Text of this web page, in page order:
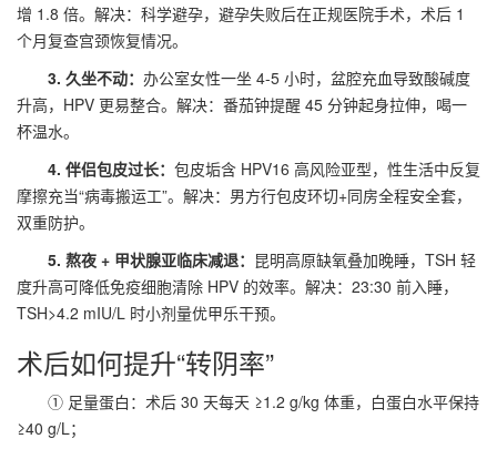
增 1.8 倍。解决：科学避孕，避孕失败后在正规医院手术，术后 1
个月复查宫颈恢复情况。
3. 久坐不动： 办公室女性一坐 4-5 小时，盆腔充血导致酸碱度
升高，HPV 更易整合。解决：番茄钟提醒 45 分钟起身拉伸，喝一
杯温水。
4. 伴侣包皮过长： 包皮垢含 HPV16 高风险亚型，性生活中反复
摩擦充当“病毒搬运工”。解决：男方行包皮环切+同房全程安全套，
双重防护。
5. 熬夜 + 甲状腺亚临床减退： 昆明高原缺氧叠加晚睡，TSH 轻
度升高可降低免疫细胞清除 HPV 的效率。解决：23:30 前入睡，
TSH>4.2 mIU/L 时小剂量优甲乐干预。
术后如何提升“转阴率”
① 足量蛋白：术后 30 天每天 ≥1.2 g/kg 体重，白蛋白水平保持
≥40 g/L；